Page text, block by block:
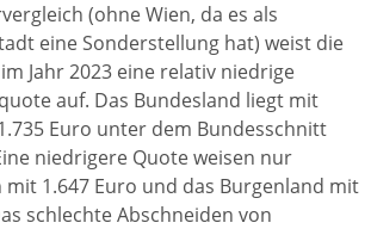
(ohne Wien, da es als
eine Sonderstellung hat) weist die
Jahr 2023 eine relativ niedrige
auf. Das Bundesland liegt mit
Euro unter dem Bundesschnitt
niedrigere Quote weisen nur
1.647 Euro und das Burgenland mit
schlechte Abschneiden von